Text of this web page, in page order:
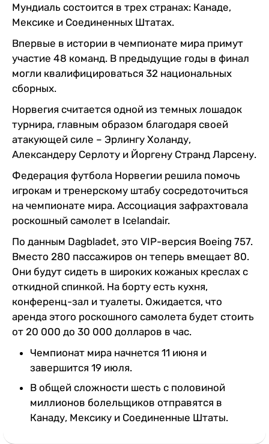
Мундиаль состоится в трех странах: Канаде,
Мексике и Соединенных Штатах.
Впервые в истории в чемпионате мира примут
участие 48 команд. В предыдущие годы в финал
могли квалифицироваться 32 национальных
сборных.
Норвегия считается одной из темных лошадок
турнира, главным образом благодаря своей
атакующей силе – Эрлингу Холанду,
Александеру Серлоту и Йоргену Странд Ларсену.
Федерация футбола Норвегии решила помочь
игрокам и тренерскому штабу сосредоточиться
на чемпионате мира. Ассоциация зафрахтовала
роскошный самолет в Icelandair.
По данным Dagbladet, это VIP-версия Boeing 757.
Вместо 280 пассажиров он теперь вмещает 80.
Они будут сидеть в широких кожаных креслах с
откидной спинкой. На борту есть кухня,
конференц-зал и туалеты. Ожидается, что
аренда этого роскошного самолета будет стоить
от 20 000 до 30 000 долларов в час.
Чемпионат мира начнется 11 июня и
завершится 19 июля.
В общей сложности шесть с половиной
миллионов болельщиков отправятся в
Канаду, Мексику и Соединенные Штаты.